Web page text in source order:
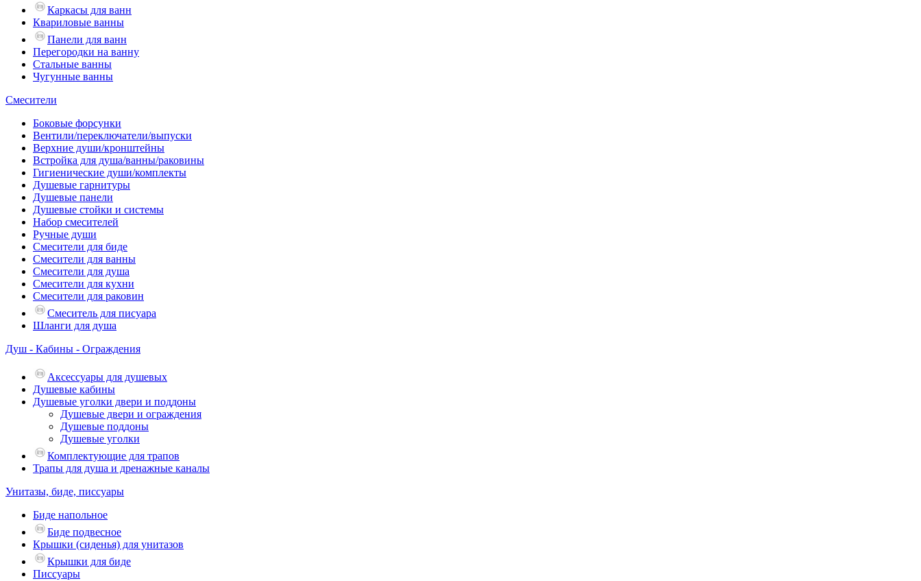
Каркасы для ванн
Квариловые ванны
Панели для ванн
Перегородки на ванну
Стальные ванны
Чугунные ванны
Смесители
Боковые форсунки
Вентили/переключатели/выпуски
Верхние души/кронштейны
Встройка для душа/ванны/раковины
Гигиенические души/комплекты
Душевые гарнитуры
Душевые панели
Душевые стойки и системы
Набор смесителей
Ручные души
Смесители для биде
Смесители для ванны
Смесители для душа
Смесители для кухни
Смесители для раковин
Смеситель для писуара
Шланги для душа
Душ - Кабины - Ограждения
Аксессуары для душевых
Душевые кабины
Душевые уголки двери и поддоны
Душевые двери и ограждения
Душевые поддоны
Душевые уголки
Комплектующие для трапов
Трапы для душа и дренажные каналы
Унитазы, биде, писсуары
Биде напольное
Биде подвесное
Крышки (сиденья) для унитазов
Крышки для биде
Писсуары